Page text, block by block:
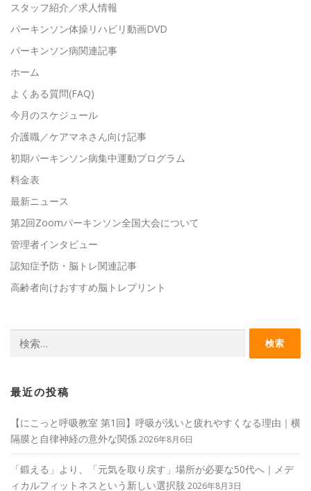
スタッフ紹介／求人情報
パーキンソン体操リハビリ動画DVD
パーキンソン病関連記事
ホーム
よくある質問(FAQ)
今月のスケジュール
介護職／ケアマネさん向け記事
初期パーキンソン病集中運動プログラム
料金表
最新ニュース
第2回Zoomパーキンソン全国大会について
管理者インタビュー
認知症予防・脳トレ関連記事
高齢者向けおすすめ脳トレプリント
索:
最近の投稿
【にこっと呼吸教室 第1回】呼吸が浅いと疲れやすくなる理由｜横
隔膜と自律神経の意外な関係2026年8月6日
「鍛える」より、「元気を取り戻す」場所が必要な50代へ｜メデ
ィカルフィットネスという新しい選択肢 2026年8月3日